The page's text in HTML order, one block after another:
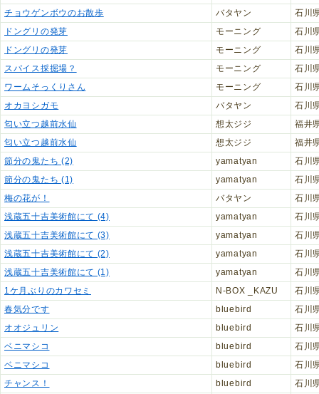
チョウゲンボウのお散歩
バタヤン
石川
ドングリの発芽
モーニング
石川
ドングリの発芽
モーニング
石川
スパイス採掘場？
モーニング
石川
ワームそっくりさん
モーニング
石川
オカヨシガモ
バタヤン
石川
匂い立つ越前水仙
想太ジジ
福井
匂い立つ越前水仙
想太ジジ
福井
節分の鬼たち (2)
yamatyan
石川
節分の鬼たち (1)
yamatyan
石川
梅の花が！
バタヤン
石川
浅蔵五十吉美術館にて (4)
yamatyan
石川
浅蔵五十吉美術館にて (3)
yamatyan
石川
浅蔵五十吉美術館にて (2)
yamatyan
石川
浅蔵五十吉美術館にて (1)
yamatyan
石川
1ケ月ぶりのカワセミ
N-BOX _KAZU
石川
春気分です
bluebird
石川
オオジュリン
bluebird
石川
ベニマシコ
bluebird
石川
ベニマシコ
bluebird
石川
チャンス！
bluebird
石川